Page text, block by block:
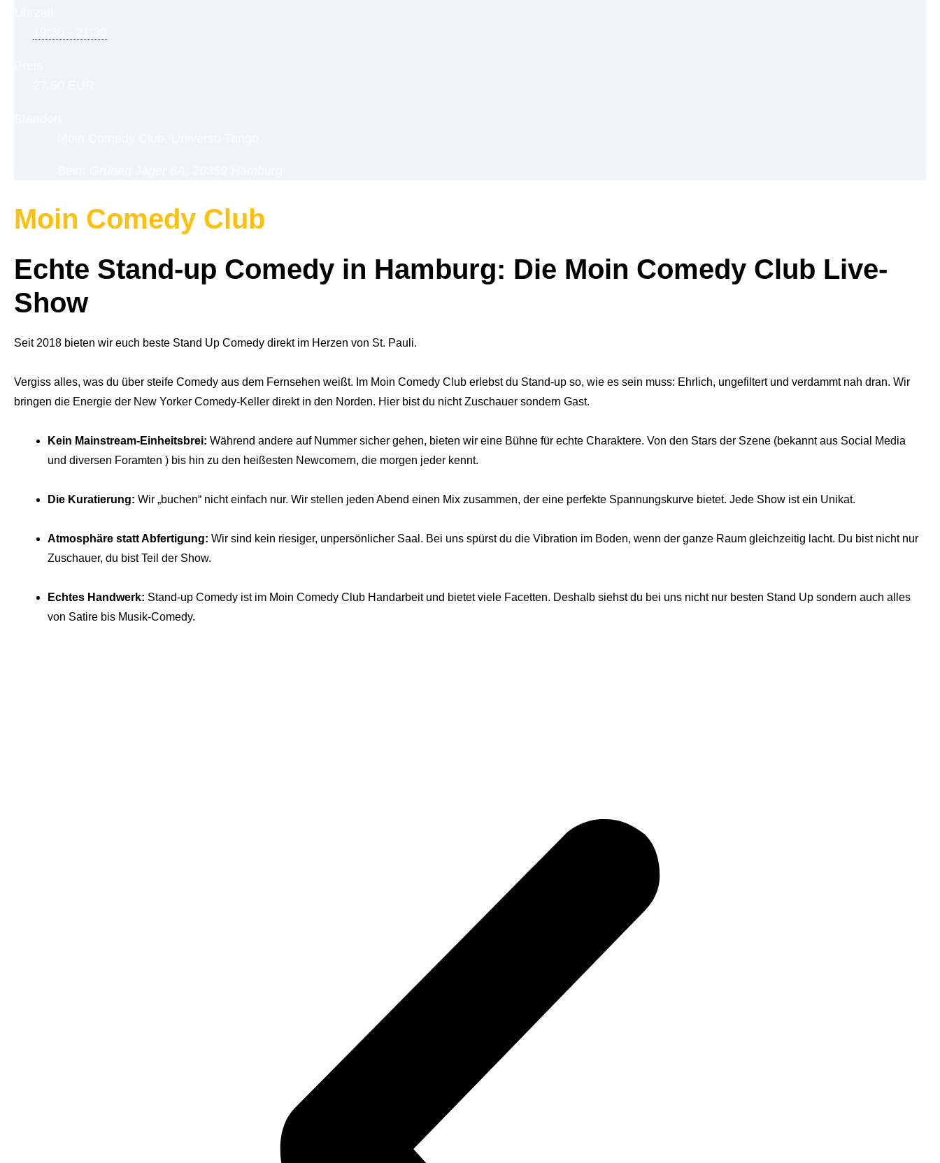
Moin Comedy Club
Echte Stand-up Comedy in Hamburg: Die Moin Comedy Club Live-
Show
Seit 2018 bieten wir euch beste Stand Up Comedy direkt im Herzen von St. Pauli.
Vergiss alles, was du über steife Comedy aus dem Fernsehen weißt. Im Moin Comedy Club erlebst du Stand-up so, wie es sein muss: Ehrlich, ungefiltert und verdammt nah dran. Wir
bringen die Energie der New Yorker Comedy-Keller direkt in den Norden. Hier bist du nicht Zuschauer sondern Gast.
Kein Mainstream-Einheitsbrei: Während andere auf Nummer sicher gehen, bieten wir eine Bühne für echte Charaktere. Von den Stars der Szene (bekannt aus Social Media
und diversen Foramten ) bis hin zu den heißesten Newcomern, die morgen jeder kennt.
Die Kuratierung: Wir „buchen“ nicht einfach nur. Wir stellen jeden Abend einen Mix zusammen, der eine perfekte Spannungskurve bietet. Jede Show ist ein Unikat.
Atmosphäre statt Abfertigung: Wir sind kein riesiger, unpersönlicher Saal. Bei uns spürst du die Vibration im Boden, wenn der ganze Raum gleichzeitig lacht. Du bist nicht nur
Zuschauer, du bist Teil der Show.
Echtes Handwerk: Stand-up Comedy ist im Moin Comedy Club Handarbeit und bietet viele Facetten. Deshalb siehst du bei uns nicht nur besten Stand Up sondern auch alles
von Satire bis Musik-Comedy.